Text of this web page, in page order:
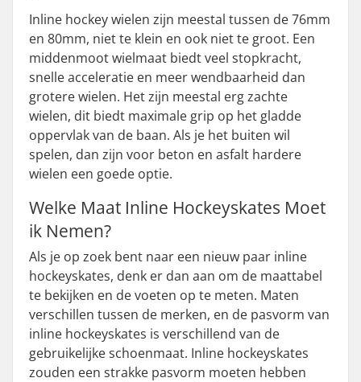
Inline hockey wielen zijn meestal tussen de 76mm
en 80mm, niet te klein en ook niet te groot. Een
middenmoot wielmaat biedt veel stopkracht,
snelle acceleratie en meer wendbaarheid dan
grotere wielen. Het zijn meestal erg zachte
wielen, dit biedt maximale grip op het gladde
oppervlak van de baan. Als je het buiten wil
spelen, dan zijn voor beton en asfalt hardere
wielen een goede optie.
Welke Maat Inline Hockeyskates Moet
ik Nemen?
Als je op zoek bent naar een nieuw paar inline
hockeyskates, denk er dan aan om de maattabel
te bekijken en de voeten op te meten. Maten
verschillen tussen de merken, en de pasvorm van
inline hockeyskates is verschillend van de
gebruikelijke schoenmaat. Inline hockeyskates
zouden een strakke pasvorm moeten hebben